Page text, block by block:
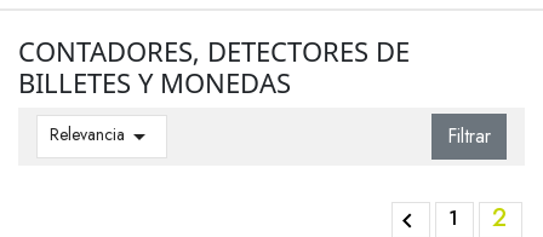
CONTADORES, DETECTORES DE
BILLETES Y MONEDAS
Relevancia  Filtrar
 1 2